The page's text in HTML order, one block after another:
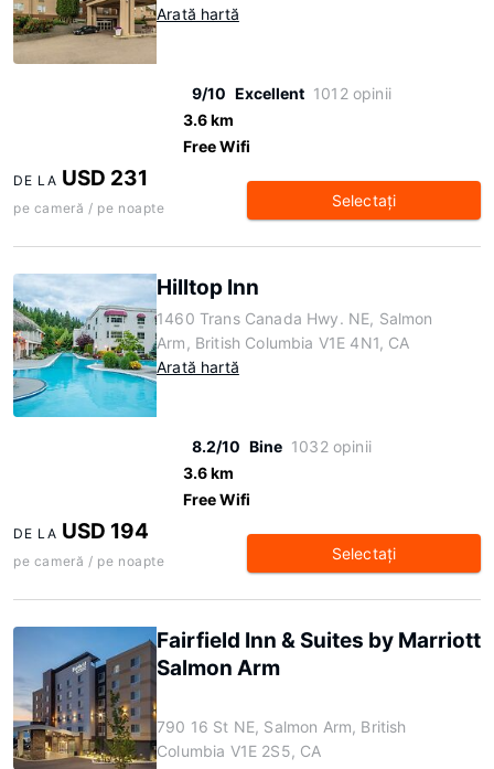
Arată hartă
9/10 Excellent 1012 opinii
3.6 km
Free Wifi
DE LA USD 231
pe cameră / pe noapte Selectaţi
Hilltop Inn
1460 Trans Canada Hwy. NE, Salmon
Arm, British Columbia V1E 4N1, CA
Arată hartă
8.2/10 Bine 1032 opinii
3.6 km
Free Wifi
DE LA USD 194
pe cameră / pe noapte Selectaţi
Fairfield Inn & Suites by Marriott
Salmon Arm
790 16 St NE, Salmon Arm, British
Columbia V1E 2S5, CA